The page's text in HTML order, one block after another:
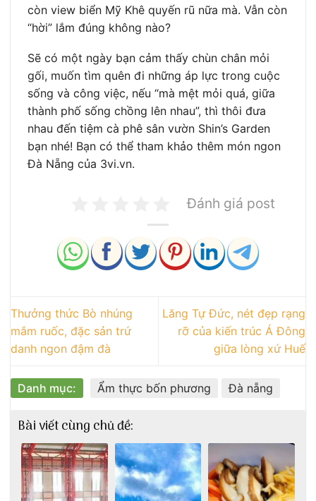
còn view biển Mỹ Khê quyến rũ nữa mà. Vẫn còn
“hời” lắm đúng không nào?
Sẽ có một ngày bạn cảm thấy chùn chân mỏi
gối, muốn tìm quên đi những áp lực trong cuộc
sống và công việc, nếu “mà mệt mỏi quá, giữa
thành phố sống chồng lên nhau”, thì thôi đưa
nhau đến tiệm cà phê sân vườn Shin’s Garden
bạn nhé! Bạn có thể tham khảo thêm món ngon
Đà Nẵng của 3vi.vn.
Đánh giá post
Thưởng thức Bò nhúng
mắm ruốc, đặc sản trứ
danh ngon đậm đà
Lăng Tự Đức, nét đẹp rạng
rỡ của kiến trúc Á Đông
giữa lòng xứ Huế
Danh mục: Ẩm thực bốn phương Đà nẵng
Bài viết cùng chủ đề: